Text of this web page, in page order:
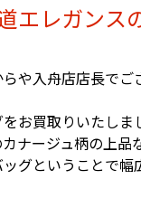
エレガンス
や入舟店店長でご
お買取りいたしま
ナージュ柄の上品
グということで幅